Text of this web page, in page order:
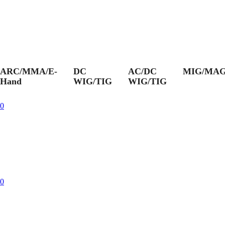
ARC/MMA/E-
Hand
DC
WIG/TIG
AC/DC
WIG/TIG
MIG/
0
0